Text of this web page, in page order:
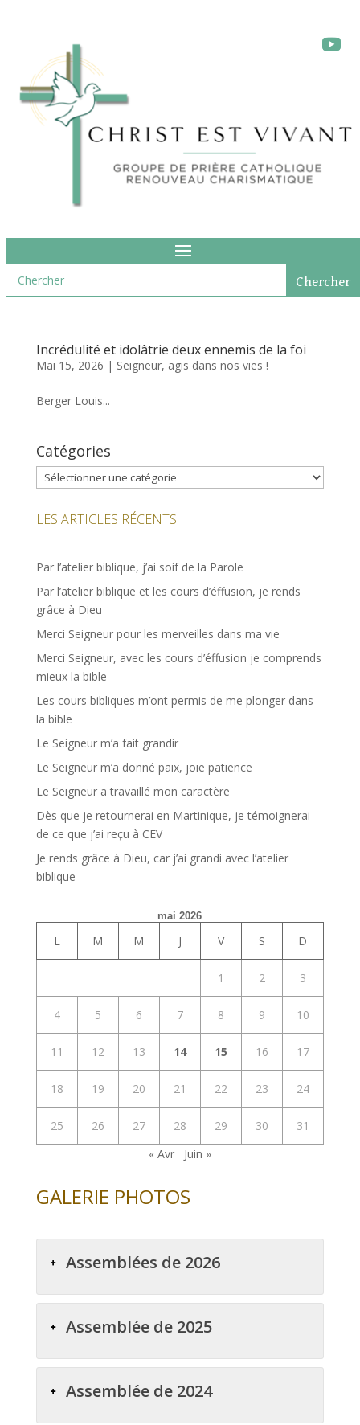
Incrédulité et idolâtrie deux ennemis de la foi
Mai 15, 2026 | Seigneur, agis dans nos vies !
Berger Louis...
Catégories
Catégories
LES ARTICLES RÉCENTS
Par l’atelier biblique, j’ai soif de la Parole
Par l’atelier biblique et les cours d’éffusion, je rends
grâce à Dieu
Merci Seigneur pour les merveilles dans ma vie
Merci Seigneur, avec les cours d’éffusion je comprends
mieux la bible
Les cours bibliques m’ont permis de me plonger dans
la bible
Le Seigneur m’a fait grandir
Le Seigneur m’a donné paix, joie patience
Le Seigneur a travaillé mon caractère
Dès que je retournerai en Martinique, je témoignerai
de ce que j’ai reçu à CEV
Je rends grâce à Dieu, car j’ai grandi avec l’atelier
biblique
mai 2026
L M M J V S D
1 2 3
4 5 6 7 8 9 10
11 12 13 14 15 16 17
18 19 20 21 22 23 24
25 26 27 28 29 30
31
« Avr
Juin »
GALERIE PHOTOS
Assemblées de 2026
Assemblée de 2025
Assemblée de 2024